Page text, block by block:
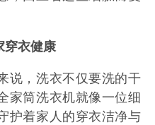
穿衣健康
说，洗衣不仅要洗的干
家筒洗衣机就像一位细
护着家人的穿衣洁净与